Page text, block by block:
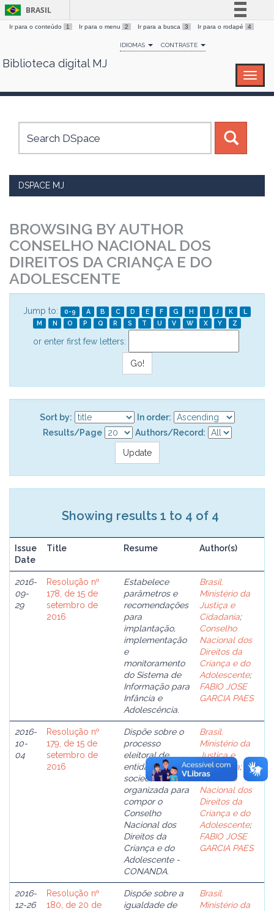
Skip
BRASIL
Simplifique!
Comunica BR
Canais
Ir para o conteúdo 1 Ir para o menu 2 Ir para a busca 3 Ir para o rodapé 4
IDIOMAS CONTRASTE
Biblioteca digital MJ
DSPACE MJ
BROWSING BY AUTHOR
CONSELHO NACIONAL DOS
DIREITOS DA CRIANÇA E DO
ADOLESCENTE
Jump to: 0-9 A B C D E F G H I J K
L
M
N O P Q R S T U V W X Y Z
or enter first few letters:
Sort by:
In order:
Results/Page
Authors/Record:
Showing results 1 to 4 of 4
Issue
Date
Title Resume Author(s)
2016-
09-
29
Resolução nº
178, de 15 de
setembro de
2016
Estabelece
parâmetros e
recomendações
para
implantação,
implementação
e
monitoramento
do Sistema de
Informação para
Infância e
Adolescência.
Brasil.
Ministério da
Justiça e
Cidadania;
Conselho
Nacional dos
Direitos da
Criança e do
Adolescente;
FABIO JOSE
GARCIA PAES
2016-
10-
04
Resolução nº
179, de 15 de
setembro de
2016
Dispõe sobre o
processo
eleitoral de
entidades da
sociedade civil
organizada para
compor o
Conselho
Nacional dos
Direitos da
Criança e do
Adolescente -
CONANDA.
Brasil.
Ministério da
Justiça e
Cidadania;
Conselho
Nacional dos
Direitos da
Criança e do
Adolescente;
FABIO JOSE
GARCIA PAES
2016-
12-26
Resolução nº
180, de 20 de
Dispõe sobre a
igualdade de
Brasil.
Ministério da